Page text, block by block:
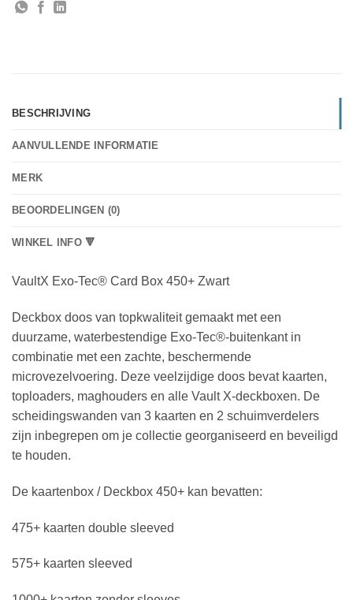
BESCHRIJVING
AANVULLENDE INFORMATIE
MERK
BEOORDELINGEN (0)
WINKEL INFO 🔻
VaultX Exo-Tec® Card Box 450+ Zwart
Deckbox doos van topkwaliteit gemaakt met een
duurzame, waterbestendige Exo-Tec®-buitenkant in
combinatie met een zachte, beschermende
microvezelvoering. Deze veelzijdige doos bevat kaarten,
toploaders, maghouders en alle Vault X-deckboxen. De
scheidingswanden van 3 kaarten en 2 schuimverdelers
zijn inbegrepen om je collectie georganiseerd en beveiligd
te houden.
De kaartenbox / Deckbox 450+ kan bevatten:
475+ kaarten double sleeved
575+ kaarten sleeved